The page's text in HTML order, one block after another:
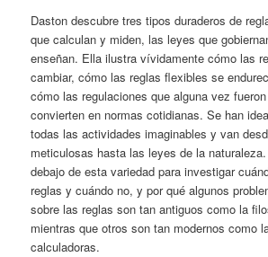
Daston descubre tres tipos duraderos de
que calculan y miden, las leyes que
enseñan. Ella ilustra vívidamente cómo las
cambiar, cómo las reglas flexibles se
cómo las regulaciones que alguna vez
convierten en normas cotidianas. Se han
todas las actividades imaginables y van
meticulosas hasta las leyes de la
debajo de esta variedad para investigar
reglas y cuándo no, y por qué algunos
sobre las reglas son tan antiguos como la
mientras que otros son tan modernos como
calculadoras.